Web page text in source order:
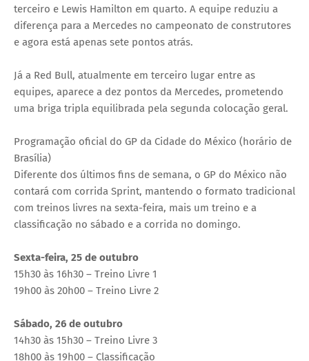
terceiro e Lewis Hamilton em quarto. A equipe reduziu a
diferença para a Mercedes no campeonato de construtores
e agora está apenas sete pontos atrás.
Já a Red Bull, atualmente em terceiro lugar entre as
equipes, aparece a dez pontos da Mercedes, prometendo
uma briga tripla equilibrada pela segunda colocação geral.
Programação oficial do GP da Cidade do México (horário de
Brasília)
Diferente dos últimos fins de semana, o GP do México não
contará com corrida Sprint, mantendo o formato tradicional
com treinos livres na sexta-feira, mais um treino e a
classificação no sábado e a corrida no domingo.
Sexta-feira, 25 de outubro
15h30 às 16h30 – Treino Livre 1
19h00 às 20h00 – Treino Livre 2
Sábado, 26 de outubro
14h30 às 15h30 – Treino Livre 3
18h00 às 19h00 – Classificação